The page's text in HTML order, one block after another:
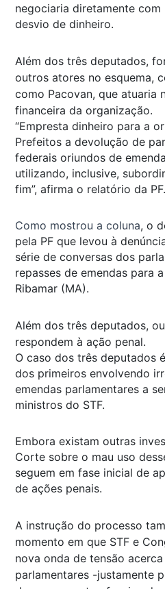
negociaria diretamente
desvio de dinheiro.
Além dos três deputados,
outros atores no esquema,
como Pacovan, que atuaria
financeira da organização.
“Empresta dinheiro para a
Prefeitos a devolução de
federais oriundos de
utilizando, inclusive,
fim”, afirma o relatório da PF.
Como mostrou a coluna, o
pela PF que levou à
série de conversas dos
repasses de emendas para
Ribamar (MA).
Além dos três deputados,
respondem à ação penal.
O caso dos três deputados
dos primeiros envolvendo
emendas parlamentares a
ministros do STF.
Embora existam outras
Corte sobre o mau uso
seguem em fase inicial de
de ações penais.
A instrução do processo
momento em que STF e
nova onda de tensão
parlamentares -justamente